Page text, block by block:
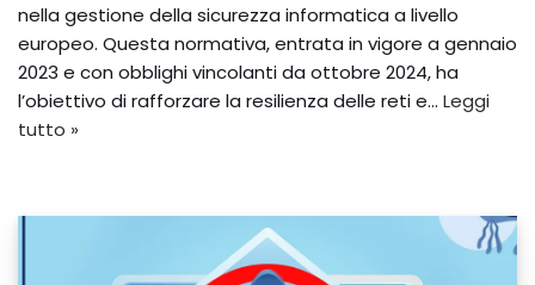
nella gestione della sicurezza informatica a livello
europeo. Questa normativa, entrata in vigore a gennaio
2023 e con obblighi vincolanti da ottobre 2024, ha
l’obiettivo di rafforzare la resilienza delle reti e… Leggi
tutto »